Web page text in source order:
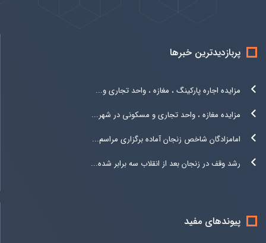
پربازدیدترین خبرها
مزایده اجاره پارکینگ ، مغازه ، واحد تجاری و...
مزایده مغازه ، واحد تجاری و مسکونی در شهر...
امامزادگان شاخص زنجان آماده برگزاری مراسم...
رشد وقف در زنجان بعد از انقلاب سه برابر شده...
پیوندهای مفید